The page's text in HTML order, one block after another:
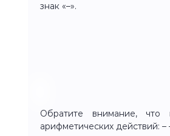
знак «–».
Обратите внимание,
арифметических действий: –